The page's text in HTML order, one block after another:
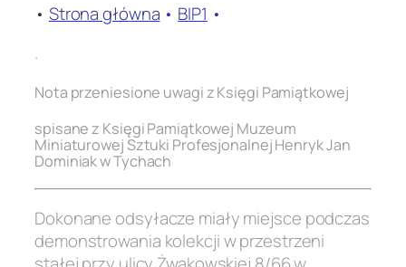
• Strona główna • BIP1 •
.
Nota przeniesione uwagi z Księgi Pamiątkowej
spisane z Księgi Pamiątkowej Muzeum
Miniaturowej Sztuki Profesjonalnej Henryk Jan
Dominiak w Tychach
Dokonane odsyłacze miały miejsce podczas
demonstrowania kolekcji w przestrzeni